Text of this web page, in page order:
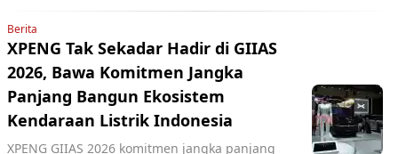
Berita
XPENG Tak Sekadar Hadir di GIIAS
2026, Bawa Komitmen Jangka
Panjang Bangun Ekosistem
Kendaraan Listrik Indonesia
XPENG GIIAS 2026 komitmen jangka panjang